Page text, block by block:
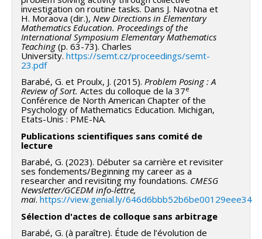
investigation on routine tasks. Dans J. Navotna et
H. Moraova (dir.), New Directions in Elementary
Mathematics Education. Proceedings of the
International Symposium Elementary Mathematics
Teaching(p. 63-73). Charles
University. https://semt.cz/proceedings/semt-
23.pdf
Barabé, G. et Proulx, J. (2015). Problem Posing : A
Review of Sort. Actes du colloque de la 37e
Conférence de North American Chapter of the
Psychology of Mathematics Education. Michigan,
Etats-Unis : PME-NA.
Publications scientifiques sans comité de
lecture
Barabé, G. (2023). Débuter sa carrière et revisiter
ses fondements/Beginning my career as a
researcher and revisiting my foundations. CMESG
Newsletter/GCEDM info-lettre,
mai. https://view.genial.ly/646d6bbb52b6be00129eee34
Sélection d'actes de colloque sans arbitrage
Barabé, G. (à paraître). Étude de l’évolution de